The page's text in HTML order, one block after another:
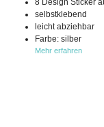
selbstklebend
leicht abziehbar
Farbe: silber
Mehr erfahren